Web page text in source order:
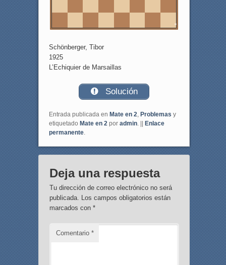
Schönberger, Tibor
1925
L’Echiquier de Marsaillas
Solución
Entrada publicada en Mate en 2, Problemas y
etiquetado Mate en 2por admin. ||
Enlace
permanente.
Deja una respuesta
Tu dirección de correo electrónico no será
publicada. Los campos obligatorios están
marcados con *
Comentario *